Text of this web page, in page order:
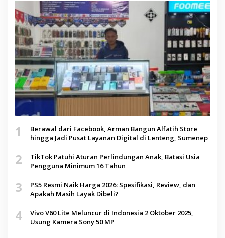
1
Berawal dari Facebook, Arman Bangun Alfatih Store
hingga Jadi Pusat Layanan Digital di Lenteng, Sumenep
2
TikTok Patuhi Aturan Perlindungan Anak, Batasi Usia
Pengguna Minimum 16 Tahun
3
PS5 Resmi Naik Harga 2026: Spesifikasi, Review, dan
Apakah Masih Layak Dibeli?
4
Vivo V60 Lite Meluncur di Indonesia 2 Oktober 2025,
Usung Kamera Sony 50 MP